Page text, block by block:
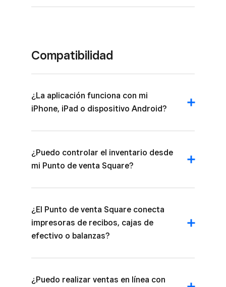
Compatibilidad
¿La aplicación funciona con mi
iPhone, iPad o dispositivo Android?
¿Puedo controlar el inventario desde
mi Punto de venta Square?
¿El Punto de venta Square conecta
impresoras de recibos, cajas de
efectivo o balanzas?
¿Puedo realizar ventas en línea con